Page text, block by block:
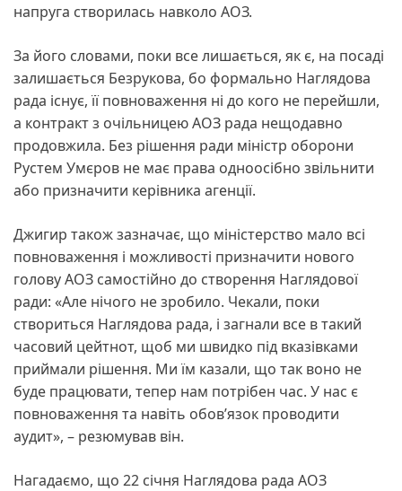
напруга створилась навколо АОЗ.
За його словами, поки все лишається, як є, на посаді
залишається Безрукова, бо формально Наглядова
рада існує, її повноваження ні до кого не перейшли,
а контракт з очільницею АОЗ рада нещодавно
продовжила. Без рішення ради міністр оборони
Рустем Умєров не має права одноосібно звільнити
або призначити керівника агенції.
Джигир також зазначає, що міністерство мало всі
повноваження і можливості призначити нового
голову АОЗ самостійно до створення Наглядової
ради: «Але нічого не зробило. Чекали, поки
створиться Наглядова рада, і загнали все в такий
часовий цейтнот, щоб ми швидко під вказівками
приймали рішення. Ми їм казали, що так воно не
буде працювати, тепер нам потрібен час. У нас є
повноваження та навіть обов’язок проводити
аудит», – резюмував він.
Нагадаємо, що 22 січня Наглядова рада АОЗ